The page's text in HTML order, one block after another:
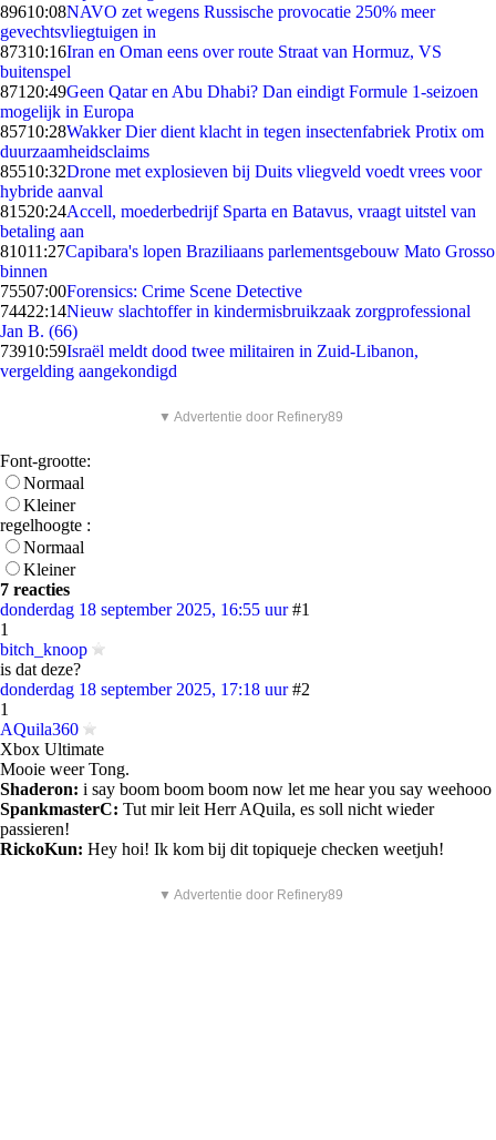
89610:08NAVO zet wegens Russische provocatie 250% meer
gevechtsvliegtuigen in
87310:16Iran en Oman eens over route Straat van Hormuz, VS
buitenspel
871 20:49Geen Qatar en Abu Dhabi? Dan eindigt Formule 1-seizoen
mogelijk in Europa
85710:28Wakker Dier dient klacht in tegen insectenfabriek Protix om
duurzaamheidsclaims
85510:32Drone met explosieven bij Duits vliegveld voedt vrees voor
hybride aanval
81520:24Accell, moederbedrijf Sparta en Batavus, vraagt uitstel van
betaling aan
81011:27Capibara's lopen Braziliaans parlementsgebouw Mato Grosso
binnen
75507:00Forensics: Crime Scene Detective
74422:14Nieuw slachtoffer in kindermisbruikzaak zorgprofessional
Jan B. (66)
73910:59Israël meldt dood twee militairen in Zuid-Libanon,
vergelding aangekondigd
▼ Advertentie door Refinery89
Font-grootte:
Normaal
Kleiner
regelhoogte :
Normaal
Kleiner
7 reacties
donderdag 18 september 2025, 16:55 uur #1
1
bitch_knoop
is dat deze?
donderdag 18 september 2025, 17:18 uur #2
1
AQuila360
Xbox Ultimate
Mooie weer Tong.
Shaderon: i say boom boom boom now let me hear you say weehooo
SpankmasterC: Tut mir leit Herr AQuila, es soll nicht wieder
passieren!
RickoKun: Hey hoi! Ik kom bij dit topiqueje checken weetjuh!
▼ Advertentie door Refinery89